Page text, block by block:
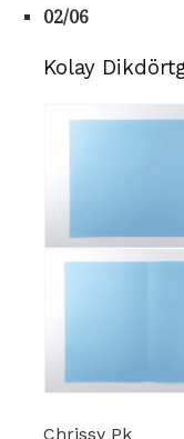
02/06
Kolay
Chrissy Pk